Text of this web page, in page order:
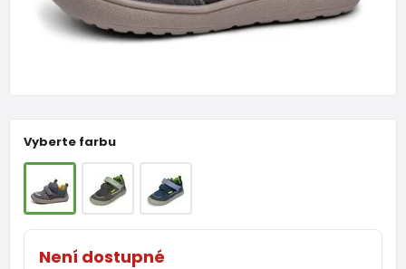
Vyberte farbu
Není dostupné